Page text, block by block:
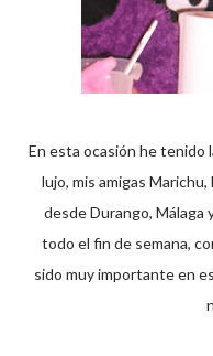
En esta ocasión he tenido la suerte de tener unas ayudantes de
lujo, mis amigas
desde Durango, Málaga
todo el fin de semana,
sido muy importante en